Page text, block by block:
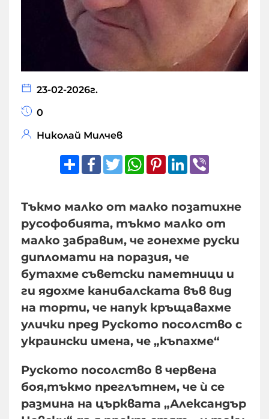
23-02-2026г.
0
Николай Милчев
ShareFacebook
TwitterWhatsApp
Pinterest
LinkedIn
Тъкмо малко от малко позатихне
русофобията, тъкмо малко от
малко забравим, че гонехме руски
дипломати на поразия, че
бутахме съветски паметници и
ги ядохме канибалската във вид
на торти, че напук кръщавахме
улички пред Руското посолство с
украински имена, че „къпахме“
Руското посолство в червена
боя,тъкмо преглътнем, че ѝ се
размина на църквата „Александър